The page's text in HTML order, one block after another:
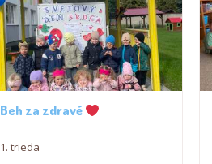
Beh za zdravé
1. trieda